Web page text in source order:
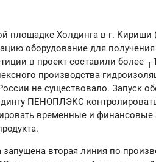
площадке Холдинга в г. Кириши
оборудование для
в проект составили более
производства
не существовало. Запуск
ПЕНОПЛЭКС
временные и
вторая линия по